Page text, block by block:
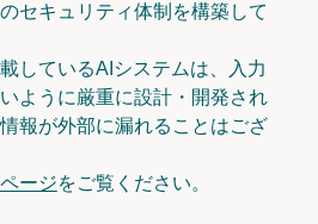
セキュリティ体制を構築して
しているAIシステムは、入力
ように厳重に設計・開発され
報が外部に漏れることはござ
ージをご覧ください。